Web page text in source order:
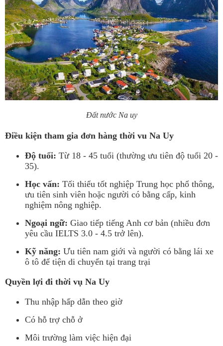
Đất nước Na uy
Điều kiện tham gia đơn hàng thời vu Na Uy
Độ tuổi: Từ 18 - 45 tuổi (thường ưu tiên độ tuổi 20 -
35).
Học vấn: Tối thiểu tốt nghiệp Trung học phổ thông,
ưu tiên sinh viên hoặc người có bằng cấp, kinh
nghiệm nông nghiệp.
Ngoại ngữ: Giao tiếp tiếng Anh cơ bản (nhiều đơn
yêu cầu IELTS 3.0 - 4.5 trở lên).
Kỹ năng: Ưu tiên nam giới và người có bằng lái xe
ô tô để tiện di chuyển tại trang trại
Quyền lợi đi thời vụ Na Uy
Thu nhập hấp dẫn theo giờ
Có hỗ trợ chỗ ở
Môi trường làm việc hiện đại